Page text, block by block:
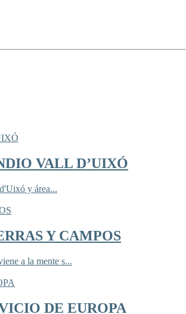
VALL D’UIXÓ
y área...
Y CAMPOS
a la mente s...
DE EUROPA